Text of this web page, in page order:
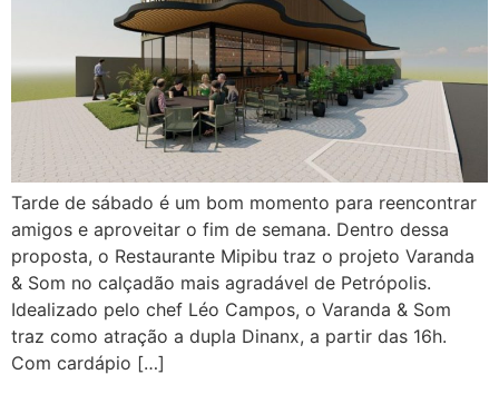
Tarde de sábado é um bom momento para reencontrar
amigos e aproveitar o fim de semana. Dentro dessa
proposta, o Restaurante Mipibu traz o projeto Varanda
& Som no calçadão mais agradável de Petrópolis.
Idealizado pelo chef Léo Campos, o Varanda & Som
traz como atração a dupla Dinanx, a partir das 16h.
Com cardápio […]